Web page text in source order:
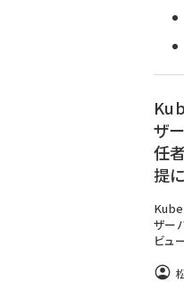
ザ
任
提
ザー
ビュ